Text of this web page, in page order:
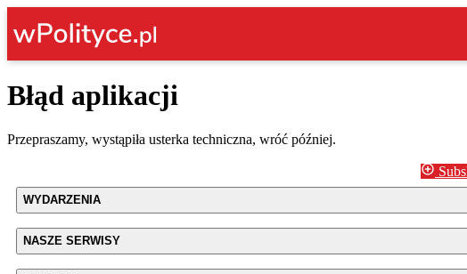
Błąd aplikacji
Przepraszamy, wystąpiła usterka techniczna, wróć później.
WYDARZENIA
NASZE SERWISY